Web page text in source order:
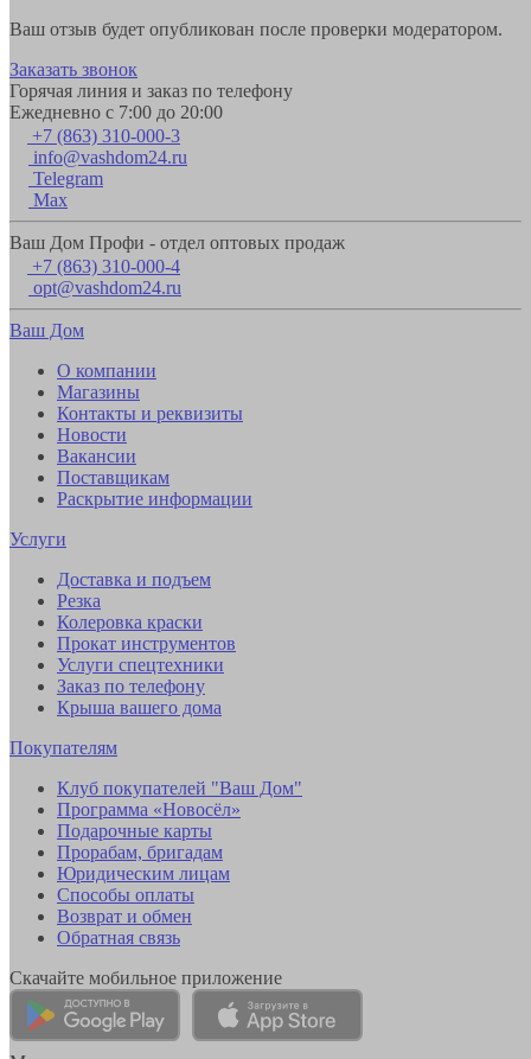
Ваш отзыв будет опубликован после проверки модератором.
Заказать звонок
Горячая линия и заказ по телефону
Ежедневно с 7:00 до 20:00
+7 (863) 310-000-3
info@vashdom24.ru
Telegram
Max
Ваш Дом Профи - отдел оптовых продаж
+7 (863) 310-000-4
opt@vashdom24.ru
Ваш Дом
О компании
Магазины
Контакты и реквизиты
Новости
Вакансии
Поставщикам
Раскрытие информации
Услуги
Доставка и подъем
Резка
Колеровка краски
Прокат инструментов
Услуги спецтехники
Заказ по телефону
Крыша вашего дома
Покупателям
Клуб покупателей "Ваш Дом"
Программа «Новосёл»
Подарочные карты
Прорабам, бригадам
Юридическим лицам
Способы оплаты
Возврат и обмен
Обратная связь
Скачайте мобильное приложение